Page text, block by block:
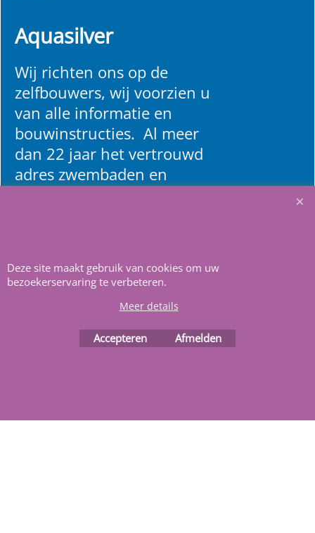
Aquasilver
Wij richten ons op de
zelfbouwers, wij voorzien u
van alle informatie en
bouwinstructies. Al meer
dan 22 jaar het vertrouwd
adres zwembaden en
Webwinkel gemaakt met
Deze site maakt gebruik van cookies om uw
bezoekerservaring te verbeteren.
Meer details
Accepteren Afmelden